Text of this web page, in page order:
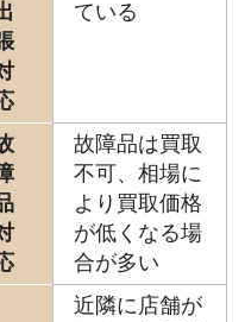
ている
故障品は買取
不可、相場に
より買取価格
が低くなる場
合が多い
近隣に店舗が